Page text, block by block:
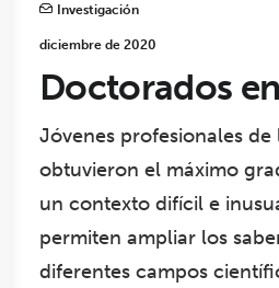
Investigación
diciembre de 2020
Doctorados
Jóvenes profesionales de
obtuvieron el máximo
un contexto difícil e
permiten ampliar los
diferentes campos